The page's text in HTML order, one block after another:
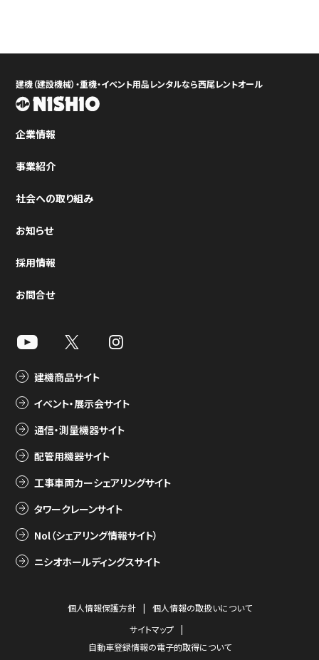
建機（建設機械）・重機・イベント用品レンタルなら西尾レントオール
企業情報
事業紹介
社会への取り組み
お知らせ
採用情報
お問合せ
建機商品サイト
イベント・展示会サイト
通信・測量機器サイト
配管用機器サイト
工事車両カーシェアリングサイト
タワークレーンサイト
Nol（シェアリング情報サイト）
ニシオホールディングスサイト
個人情報保護方針
個人情報の取扱いについて
サイトマップ
自動車登録情報の電子的取得について